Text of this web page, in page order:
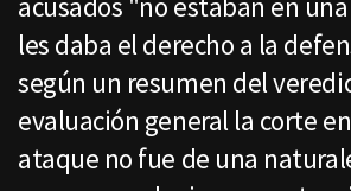
les daba el derecho a la
según un resumen del
evaluación general la corte
ataque no fue de una